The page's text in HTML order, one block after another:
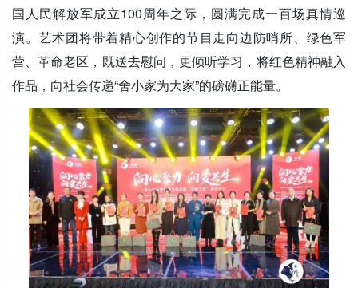
国人民解放军成立100周年之际，圆满完成一百场真情巡
演。艺术团将带着精心创作的节目走向边防哨所、绿色军
营、革命老区，既送去慰问，更倾听学习，将红色精神融入
作品，向社会传递“舍小家为大家”的磅礴正能量。